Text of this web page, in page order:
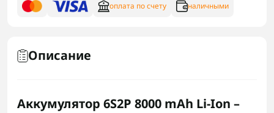
оплата по счету наличными
Описание
Аккумулятор 6S2P 8000 mAh Li-Ion –